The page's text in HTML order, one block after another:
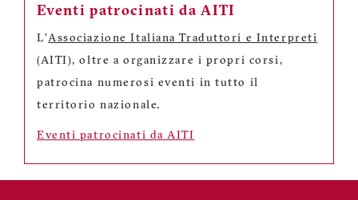
Eventi patrocinati da AITI
L'Associazione Italiana Traduttori e Interpreti
(AITI), oltre a organizzare i propri corsi,
patrocina numerosi eventi in tutto il
territorio nazionale.
Eventi patrocinati da AITI